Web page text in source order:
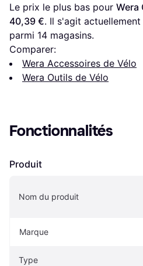
Le prix le plus bas pour Wera
40,39 €. Il s'agit
parmi 14 magasins.
Comparer:
Wera Accessoires de Vélo
Wera Outils de Vélo
Fonctionnalités
Produit
Nom du produit
Marque
Type